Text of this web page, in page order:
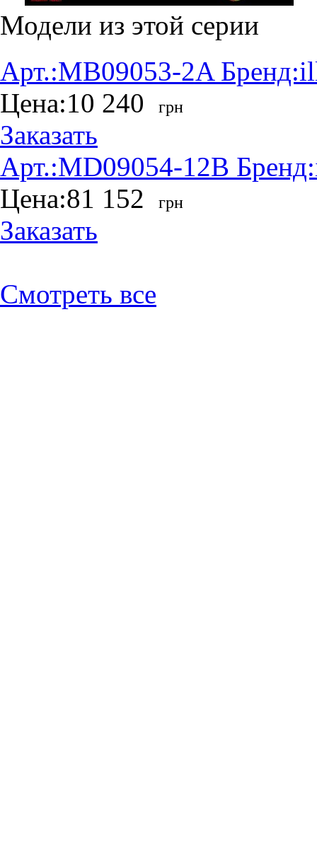
Модели из этой серии
Арт.:MB09053-2A Бренд:
Цена:10 240 грн
Заказать
Арт.:MD09054-12B Бренд:
Цена:81 152 грн
Заказать
Смотреть все